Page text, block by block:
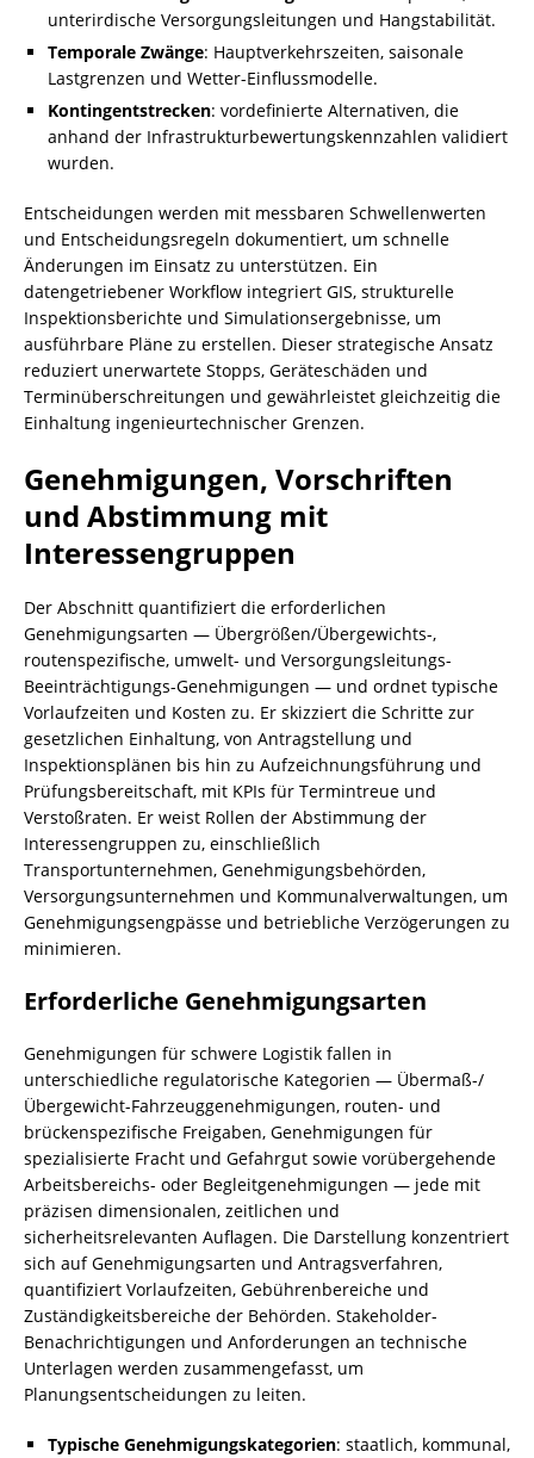
unterirdische Versorgungsleitungen und Hangstabilität.
Temporale Zwänge: Hauptverkehrszeiten, saisonale
Lastgrenzen und Wetter-Einflussmodelle.
Kontingentstrecken: vordefinierte Alternativen, die
anhand der Infrastrukturbewertungskennzahlen validiert
wurden.
Entscheidungen werden mit messbaren Schwellenwerten
und Entscheidungsregeln dokumentiert, um schnelle
Änderungen im Einsatz zu unterstützen. Ein
datengetriebener Workflow integriert GIS, strukturelle
Inspektionsberichte und Simulationsergebnisse, um
ausführbare Pläne zu erstellen. Dieser strategische Ansatz
reduziert unerwartete Stopps, Geräteschäden und
Terminüberschreitungen und gewährleistet gleichzeitig die
Einhaltung ingenieurtechnischer Grenzen.
Genehmigungen, Vorschriften
und Abstimmung mit
Interessengruppen
Der Abschnitt quantifiziert die erforderlichen
Genehmigungsarten — Übergrößen/Übergewichts-,
routenspezifische, umwelt- und Versorgungsleitungs-
Beeinträchtigungs-Genehmigungen — und ordnet typische
Vorlaufzeiten und Kosten zu. Er skizziert die Schritte zur
gesetzlichen Einhaltung, von Antragstellung und
Inspektionsplänen bis hin zu Aufzeichnungsführung und
Prüfungsbereitschaft, mit KPIs für Termintreue und
Verstoßraten. Er weist Rollen der Abstimmung der
Interessengruppen zu, einschließlich
Transportunternehmen, Genehmigungsbehörden,
Versorgungsunternehmen und Kommunalverwaltungen, um
Genehmigungsengpässe und betriebliche Verzögerungen zu
minimieren.
Erforderliche Genehmigungsarten
Genehmigungen für schwere Logistik fallen in
unterschiedliche regulatorische Kategorien — Übermaß-/
Übergewicht-Fahrzeuggenehmigungen, routen- und
brückenspezifische Freigaben, Genehmigungen für
spezialisierte Fracht und Gefahrgut sowie vorübergehende
Arbeitsbereichs- oder Begleitgenehmigungen — jede mit
präzisen dimensionalen, zeitlichen und
sicherheitsrelevanten Auflagen. Die Darstellung konzentriert
sich auf Genehmigungsarten und Antragsverfahren,
quantifiziert Vorlaufzeiten, Gebührenbereiche und
Zuständigkeitsbereiche der Behörden. Stakeholder-
Benachrichtigungen und Anforderungen an technische
Unterlagen werden zusammengefasst, um
Planungsentscheidungen zu leiten.
Typische Genehmigungskategorien: staatlich, kommunal,